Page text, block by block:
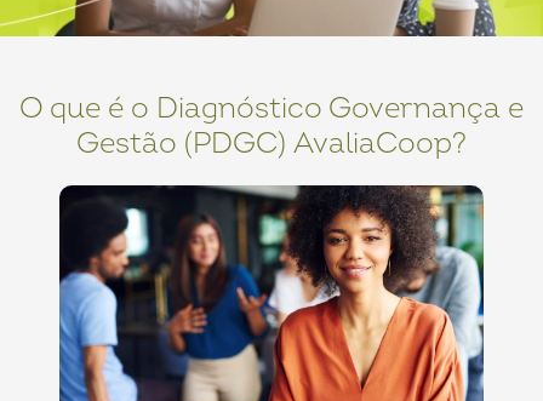
O que é o Diagnóstico Governança e
Gestão (PDGC) AvaliaCoop?